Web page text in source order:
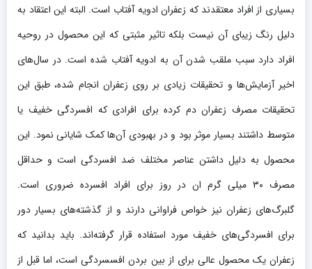
بسیاری از افراد معتقدند که زعفران ادویه آفتاب است. البته این اعتقاد به
دلیل رنگ زیبای آن نیست بلکه تاثیر مثبتی که این محصول در روحیه
افراد دارد سبب ملقب شدن آن به ادویه آفتاب شده است. در سال‌های
اخیر آزمایش‌ها و تحقیقات زیادی بر روی زعفران انجام شده، طبق این
تحقیقات مصرف زعفران دم کرده برای افرادی که افسردگی خفیف یا
متوسط داشتند بسیار موثر بود و در بهبودی آن‌ها کمک شایانی نمود. این
محصول به دلیل داشتن عناصر مختلف ضد افسردگی است و حداقل
مصرف ۳۰ میلی گرم ان در روز برای افراد افسرده ضروری است.
گلبرگ‌های زعفران نیز خواص فراوانی دارند و از گذشته‌های بسیار دور
برای افسردگی‌های خفیف مورد استفاده قرار گرفته‌اند. باید بدانید که
زعفران یک محصول عالی برای از بین بردن افسسردگی است، اما قبل از